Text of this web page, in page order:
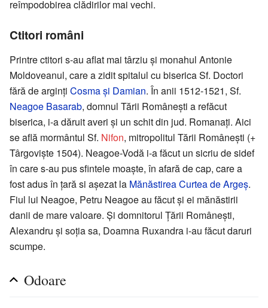
reîmpodobirea clădirilor mai vechi.
Ctitori români
Printre ctitori s-au aflat mai târziu şi monahul Antonie
Moldoveanul, care a zidit spitalul cu biserica Sf. Doctori
fără de arginţi Cosma şi Damian. În anii 1512-1521, Sf.
Neagoe Basarab, domnul Tării Româneşti a refăcut
biserica, i-a dăruit averi şi un schit din jud. Romanaţi. Aici
se află mormântul Sf. Nifon, mitropolitul Tării Româneşti (+
Târgoviște 1504). Neagoe-Vodă i-a făcut un sicriu de sidef
în care s-au pus sfintele moaşte, în afară de cap, care a
fost adus în ţară si aşezat la Mănăstirea Curtea de Argeş.
Fiul lui Neagoe, Petru Neagoe au făcut şi ei mănăstirii
danii de mare valoare. Şi domnitorul Ţării Româneşti,
Alexandru şi soţia sa, Doamna Ruxandra i-au făcut daruri
scumpe.
Odoare